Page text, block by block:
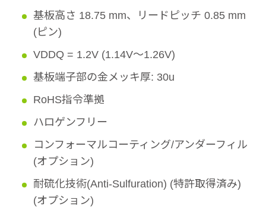
基板高さ 18.75 mm、リードピッチ 0.85 mm
(ピン)
VDDQ = 1.2V (1.14V～1.26V)
基板端子部の金メッキ厚: 30u
RoHS指令準拠
ハロゲンフリー
コンフォーマルコーティング/アンダーフィル
(オプション)
耐硫化技術(Anti-Sulfuration) (特許取得済み)
(オプション)